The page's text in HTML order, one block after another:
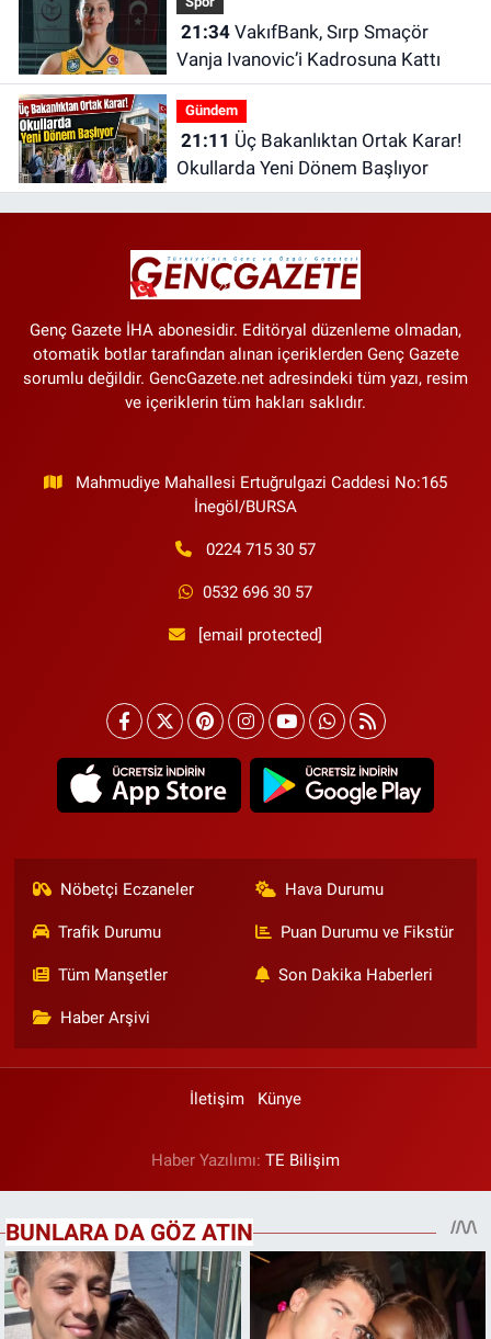
Dakika Su Kesintileri!
21:34VakıfBank, Sırp Smaçör
Vanja Ivanovic’i Kadrosuna Kattı
Gündem
21:11
Okullarda Yeni Dönem Başlıyor
Genç Gazete İHA abonesidir. Editöryal düzenleme olmadan,
otomatik botlar tarafından alınan içeriklerden Genç Gazete
sorumlu değildir. GencGazete.net adresindeki tüm yazı, resim
ve içeriklerin tüm hakları saklıdır.
Mahmudiye Mahallesi Ertuğrulgazi Caddesi No:165
İnegöl/BURSA
0224 715 30 57
0532 696 30 57
[email protected]
Nöbetçi Eczaneler Hava Durumu
Trafik Durumu Puan Durumu ve Fikstür
Tüm Manşetler Son Dakika Haberleri
Haber Arşivi
İletişim Künye
Haber Yazılımı: TE Bilişim